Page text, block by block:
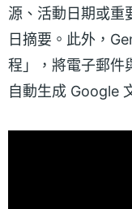
源、活動日期或重
日摘要。此外，
程」，將電子郵件
自動生成 Google